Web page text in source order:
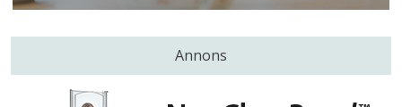
Annons